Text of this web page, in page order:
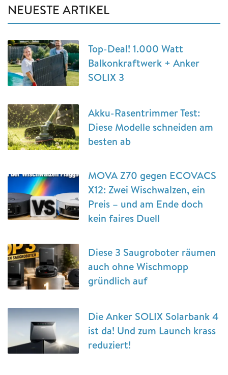
NEUESTE ARTIKEL
Top-Deal! 1.000 Watt
Balkonkraftwerk + Anker
SOLIX 3
Akku-Rasentrimmer Test:
Diese Modelle schneiden am
besten ab
MOVA Z70 gegen ECOVACS
X12: Zwei Wischwalzen, ein
Preis – und am Ende doch
kein faires Duell
Diese 3 Saugroboter räumen
auch ohne Wischmopp
gründlich auf
Die Anker SOLIX Solarbank 4
ist da! Und zum Launch krass
reduziert!